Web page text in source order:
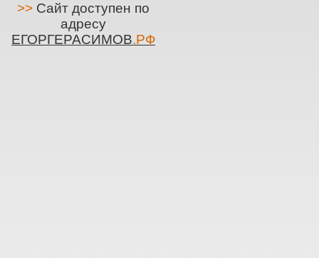
>> Сайт доступен по
адресу
ЕГОРГЕРАСИМОВ.РФ